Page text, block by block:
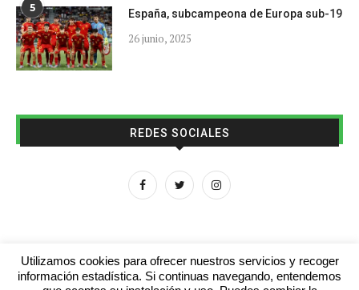
5 España, subcampeona de Europa sub-19
26 junio, 2025
REDES SOCIALES
Utilizamos cookies para ofrecer nuestros servicios y recoger
información estadística. Si continuas navegando, entendemos